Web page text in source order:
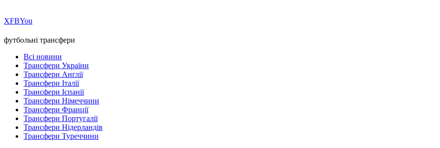
ХFBYou
футбольні трансфери
Всі новини
Трансфери України
Трансфери Англії
Трансфери Італії
Трансфери Іспанії
Трансфери Німеччини
Трансфери Франції
Трансфери Португалії
Трансфери Нідерландів
Трансфери Туреччини